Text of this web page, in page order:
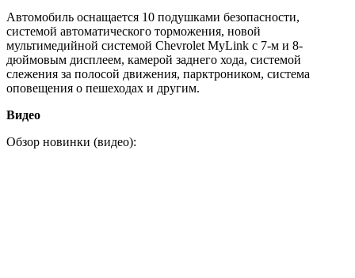
Автомобиль оснащается 10 подушками безопасности,
системой автоматического торможения, новой
мультимедийной системой Chevrolet MyLink с 7-м и 8-
дюймовым дисплеем, камерой заднего хода, системой
слежения за полосой движения, парктроником, система
оповещения о пешеходах и другим.
Видео
Обзор новинки (видео):